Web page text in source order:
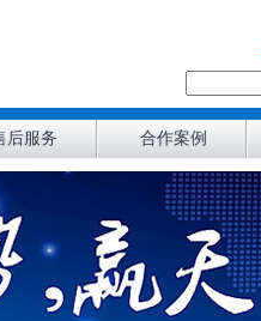
后服务 合作案例